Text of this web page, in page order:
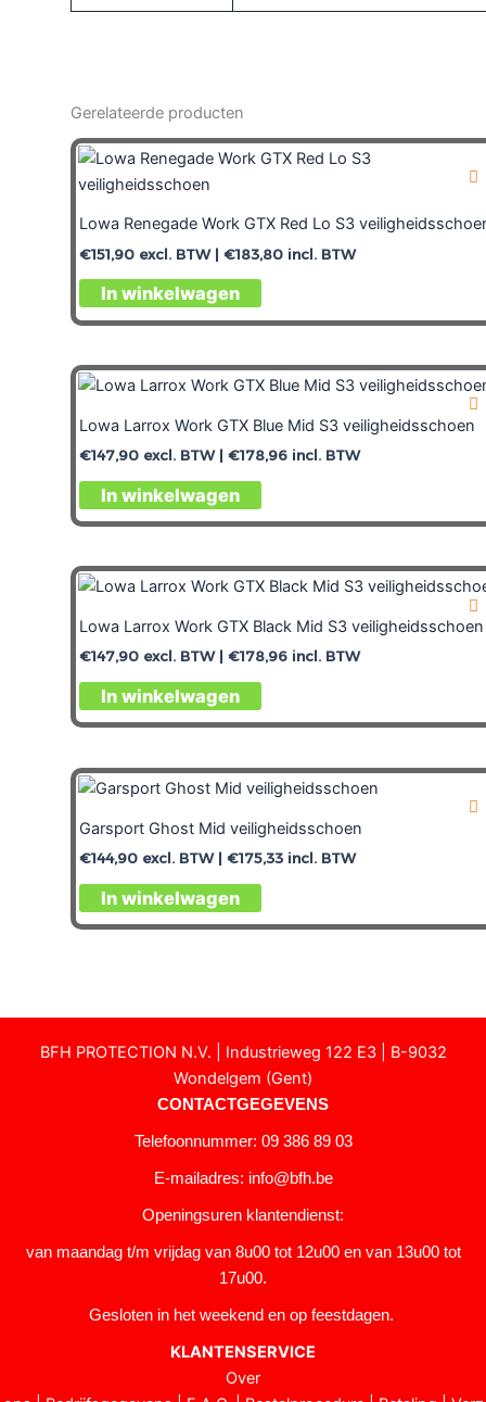
Gerelateerde producten
Lowa Renegade Work GTX Red Lo S3
€151,90 excl. BTW | €183,80 incl. BTW
In winkelwagen
Lowa Larrox Work GTX Blue Mid S3 veiligheidsschoen
€147,90 excl. BTW | €178,96 incl. BTW
In winkelwagen
Lowa Larrox Work GTX Black Mid S3 veiligheidsschoen
€147,90 excl. BTW | €178,96 incl. BTW
In winkelwagen
Garsport Ghost Mid veiligheidsschoen
€144,90 excl. BTW | €175,33 incl. BTW
In winkelwagen
BFH PROTECTION N.V. | Industrieweg 122 E3 | B-9032
Wondelgem (Gent)
CONTACTGEGEVENS
Telefoonnummer: 09 386 89 03
E-mailadres: info@bfh.be
Openingsuren klantendienst:
van maandag t/m vrijdag van 8u00 tot 12u00 en van 13u00 tot
17u00.
Gesloten in het weekend en op feestdagen.
KLANTENSERVICE
Over